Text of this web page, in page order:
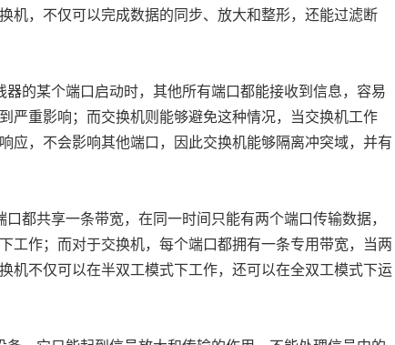
机，不仅可以完成数据的同步、放大和整形，还能过滤断
的某个端口启动时，其他所有端口都能接收到信息，容易
严重影响；而交换机则能够避免这种情况，当交换机工作
应，不会影响其他端口，因此交换机能够隔离冲突域，并有
都共享一条带宽，在同一时间只能有两个端口传输数据，
工作；而对于交换机，每个端口都拥有一条专用带宽，当两
机不仅可以在半双工模式下工作，还可以在全双工模式下运